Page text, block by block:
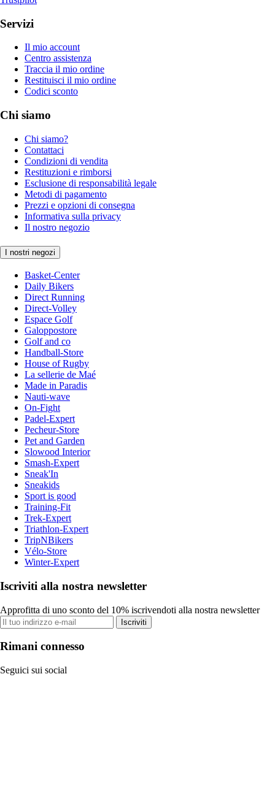
Servizi
Il mio account
Centro assistenza
Traccia il mio ordine
Restituisci il mio ordine
Codici sconto
Chi siamo
Chi siamo?
Contattaci
Condizioni di vendita
Restituzioni e rimborsi
Esclusione di responsabilità legale
Metodi di pagamento
Prezzi e opzioni di consegna
Informativa sulla privacy
Il nostro negozio
I nostri negozi
Basket-Center
Daily Bikers
Direct Running
Direct-Volley
Espace Golf
Galoppostore
Golf and co
Handball-Store
House of Rugby
La sellerie de Maé
Made in Paradis
Nauti-wave
On-Fight
Padel-Expert
Pecheur-Store
Pet and Garden
Slowood Interior
Smash-Expert
Sneak'In
Sneakids
Sport is good
Training-Fit
Trek-Expert
Triathlon-Expert
TripNBikers
Vélo-Store
Winter-Expert
Iscriviti alla nostra newsletter
Approfitta di uno sconto del 10% iscrivendoti alla nostra newsletter
Iscriviti
Rimani connesso
Seguici sui social